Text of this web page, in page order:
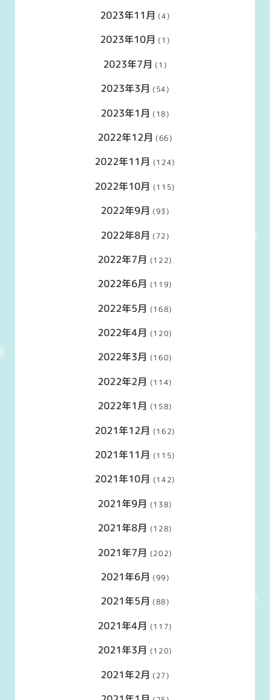
2023年11月 (4)
2023年10月 (1)
2023年7月 (1)
2023年3月 (54)
2023年1月 (18)
2022年12月 (66)
2022年11月 (124)
2022年10月 (115)
2022年9月 (93)
2022年8月 (72)
2022年7月 (122)
2022年6月 (119)
2022年5月 (168)
2022年4月 (120)
2022年3月 (160)
2022年2月 (114)
2022年1月 (158)
2021年12月 (162)
2021年11月 (115)
2021年10月 (142)
2021年9月 (138)
2021年8月 (128)
2021年7月 (202)
2021年6月 (99)
2021年5月 (88)
2021年4月 (117)
2021年3月 (120)
2021年2月 (27)